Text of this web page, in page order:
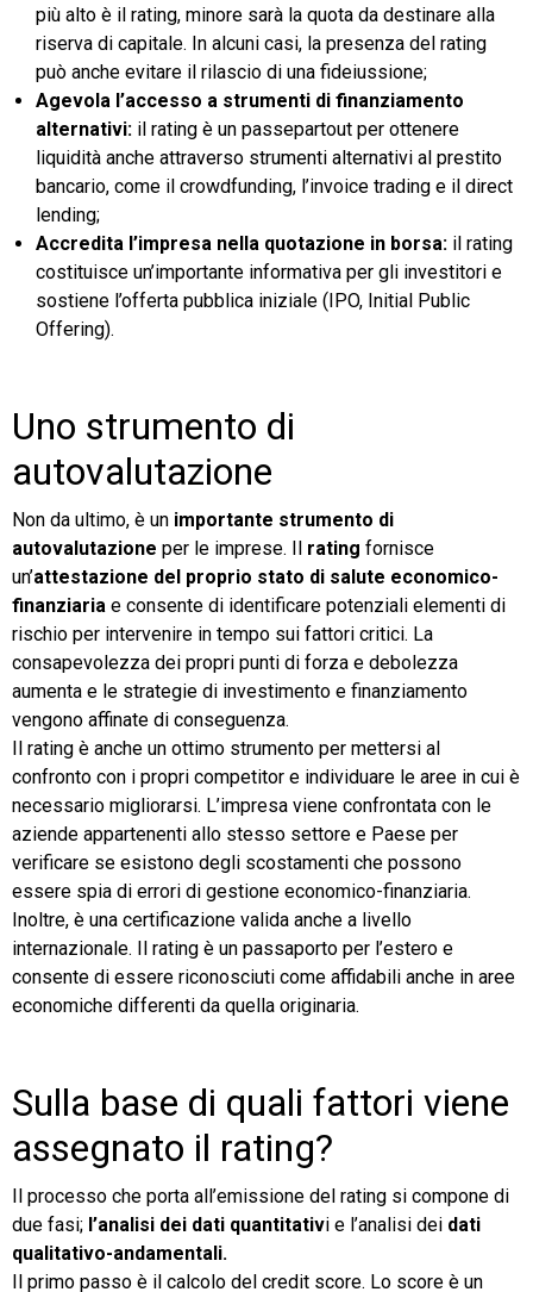
più alto è il rating, minore sarà la quota da destinare alla
riserva di capitale. In alcuni casi, la presenza del rating
può anche evitare il rilascio di una fideiussione;
Agevola l’accesso a strumenti di finanziamento
alternativi: il rating è un passepartout per ottenere
liquidità anche attraverso strumenti alternativi al prestito
bancario, come il crowdfunding, l’invoice trading e il direct
lending;
Accredita l’impresa nella quotazione in borsa: il rating
costituisce un’importante informativa per gli investitori e
sostiene l’offerta pubblica iniziale (IPO, Initial Public
Offering).
Uno strumento di
autovalutazione
Non da ultimo, è un importante strumento di
autovalutazione per le imprese. Il rating fornisce
un’attestazione del proprio stato di salute economico-
finanziaria e consente di identificare potenziali elementi di
rischio per intervenire in tempo sui fattori critici. La
consapevolezza dei propri punti di forza e debolezza
aumenta e le strategie di investimento e finanziamento
vengono affinate di conseguenza.
Il rating è anche un ottimo strumento per mettersi al
confronto con i propri competitor e individuare le aree in cui è
necessario migliorarsi. L’impresa viene confrontata con le
aziende appartenenti allo stesso settore e Paese per
verificare se esistono degli scostamenti che possono
essere spia di errori di gestione economico-finanziaria.
Inoltre, è una certificazione valida anche a livello
internazionale. Il rating è un passaporto per l’estero e
consente di essere riconosciuti come affidabili anche in aree
economiche differenti da quella originaria.
Sulla base di quali fattori viene
assegnato il rating?
Il processo che porta all’emissione del rating si compone di
due fasi; l’analisi dei dati quantitativi e l’analisi dei dati
qualitativo-andamentali.
Il primo passo è il calcolo del credit score. Lo score è un